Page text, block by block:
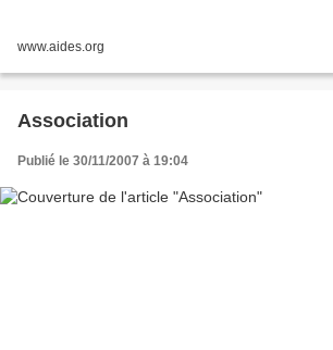
www.aides.org
Association
Publié le 30/11/2007 à 19:04